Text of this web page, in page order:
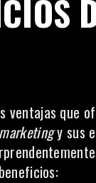
ventajas que
y sus